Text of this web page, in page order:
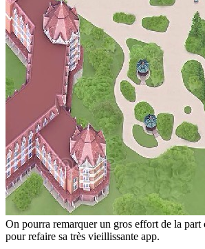
On pourra remarquer un gros effort de la part
pour refaire sa très vieillissante app.